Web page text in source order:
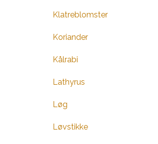
Klatreblomster
Koriander
Kålrabi
Lathyrus
Løg
Løvstikke